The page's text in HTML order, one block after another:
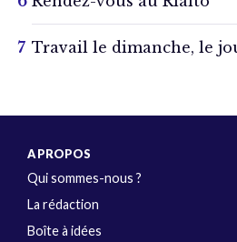
Travail le dimanche, le
A PROPOS
Qui sommes-nous ?
La rédaction
Boîte à idées